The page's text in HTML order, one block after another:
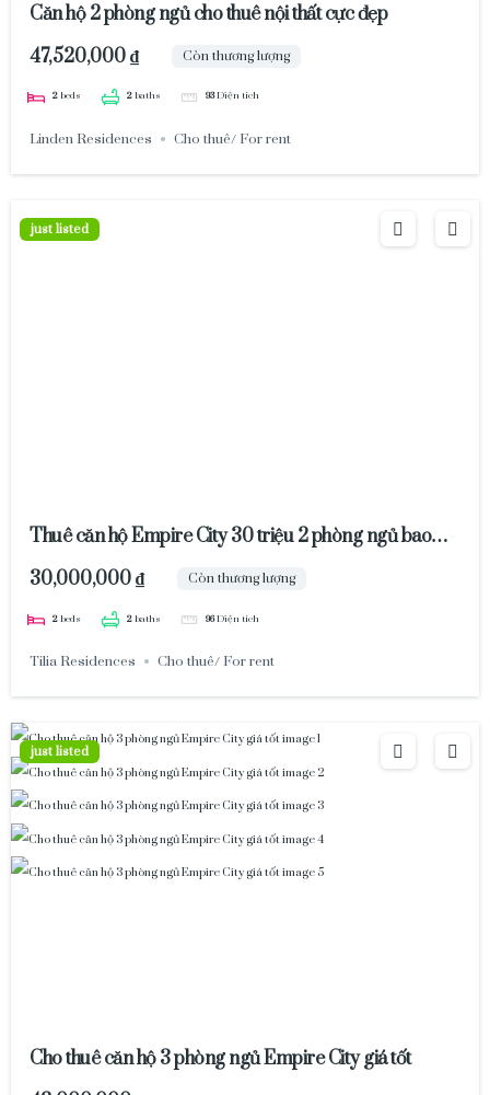
Căn hộ 2 phòng ngủ cho thuê nội thất cực đẹp
47,520,000 ₫
Còn thương lượng
2 beds 2baths 93Diện tích
Linden Residences Cho thuê/ For rent
just listed
Thuê căn hộ Empire City 30 triệu 2 phòng ngủ bao
phí quản lý
30,000,000 ₫ Còn thương lượng
2 beds 2baths 96Diện tích
Tilia Residences Cho thuê/ For rent
just listed
Cho thuê căn hộ 3 phòng ngủ Empire City giá tốt